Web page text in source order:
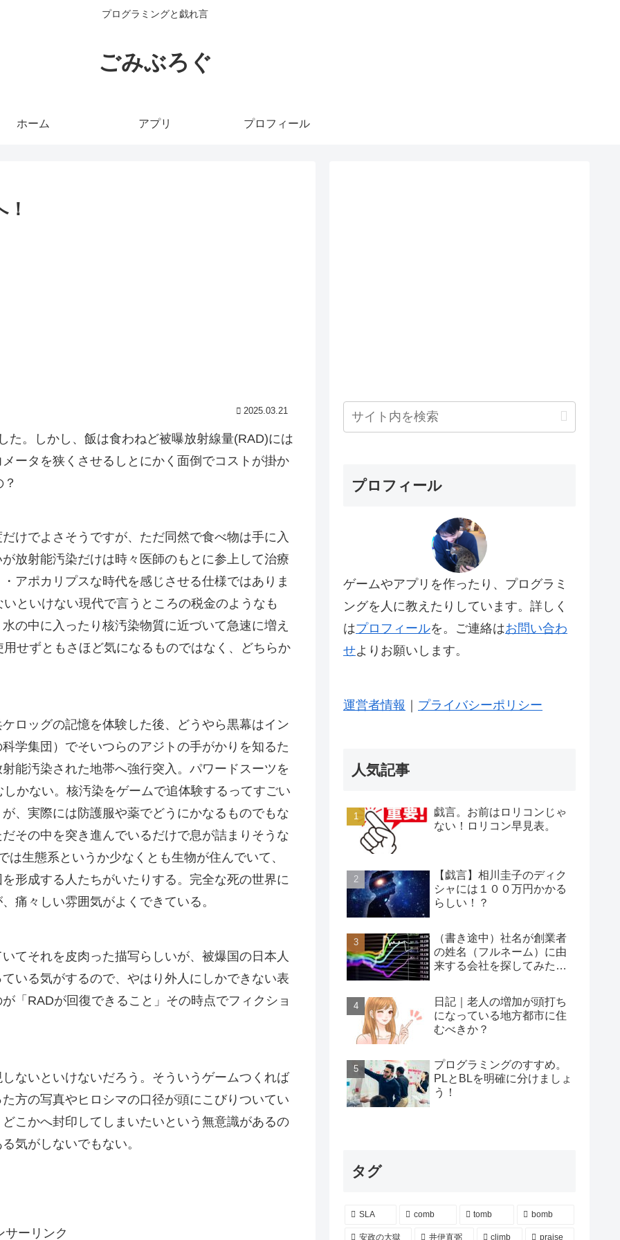
プログラミングと戯れ言
ごみぶろぐ
ホーム アプリ プロフィール
2025.03.21
た。しかし、飯は食わねど被曝放射線量(RAD)には
ータを狭くさせるしとにかく面倒でコストが掛か
けでよさそうですが、ただ同然で食べ物は手に入
放射能汚染だけは時々医師のもとに参上して治療
アポカリプスな時代を感じさせる仕様ではありま
といけない現代で言うところの税金のようなも
の中に入ったり核汚染物質に近づいて急速に増え
せずともさほど気になるものではなく、どちらか
ロッグの記憶を体験した後、どうやら黒幕はイン
学集団）でそいつらのアジトの手がかりを知るた
能汚染された地帯へ強行突入。パワードスーツを
かない。核汚染をゲームで追体験するってすごい
、実際には防護服や薬でどうにかなるものでもな
その中を突き進んでいるだけで息が詰まりそうな
生態系というか少なくとも生物が住んでいて、
形成する人たちがいたりする。完全な死の世界に
痛々しい雰囲気がよくできている。
てそれを皮肉った描写らしいが、被爆国の日本人
いる気がするので、やはり外人にしかできない表
「RADが回復できること」その時点でフィクショ
ないといけないだろう。そういうゲームつくれば
方の写真やヒロシマの口径が頭にこびりついてい
こかへ封印してしまいたいという無意識があるの
気がしないでもない。
サーリンク
プロフィール
ゲームやアプリを作ったり、プログラミ
ングを人に教えたりしています。詳しく
はプロフィールを。ご連絡はお問い合わ
せよりお願いします。
運営者情報 プライバシーポリシー
人気記事
戯言。お前はロリコンじゃ
ない！ロリコン早見表。
【戯言】相川圭子のディク
シャには１００万円かかる
らしい！？
（書き途中）社名が創業者
の姓名（フルネーム）に由
来する会社を探してみた…
日記｜老人の増加が頭打ち
になっている地方都市に住
むべきか？
プログラミングのすすめ。
PLとBLを明確に分けましょ
う！
タグ
SLA comb tomb bomb
安政の大獄 井伊直弼 climb praise